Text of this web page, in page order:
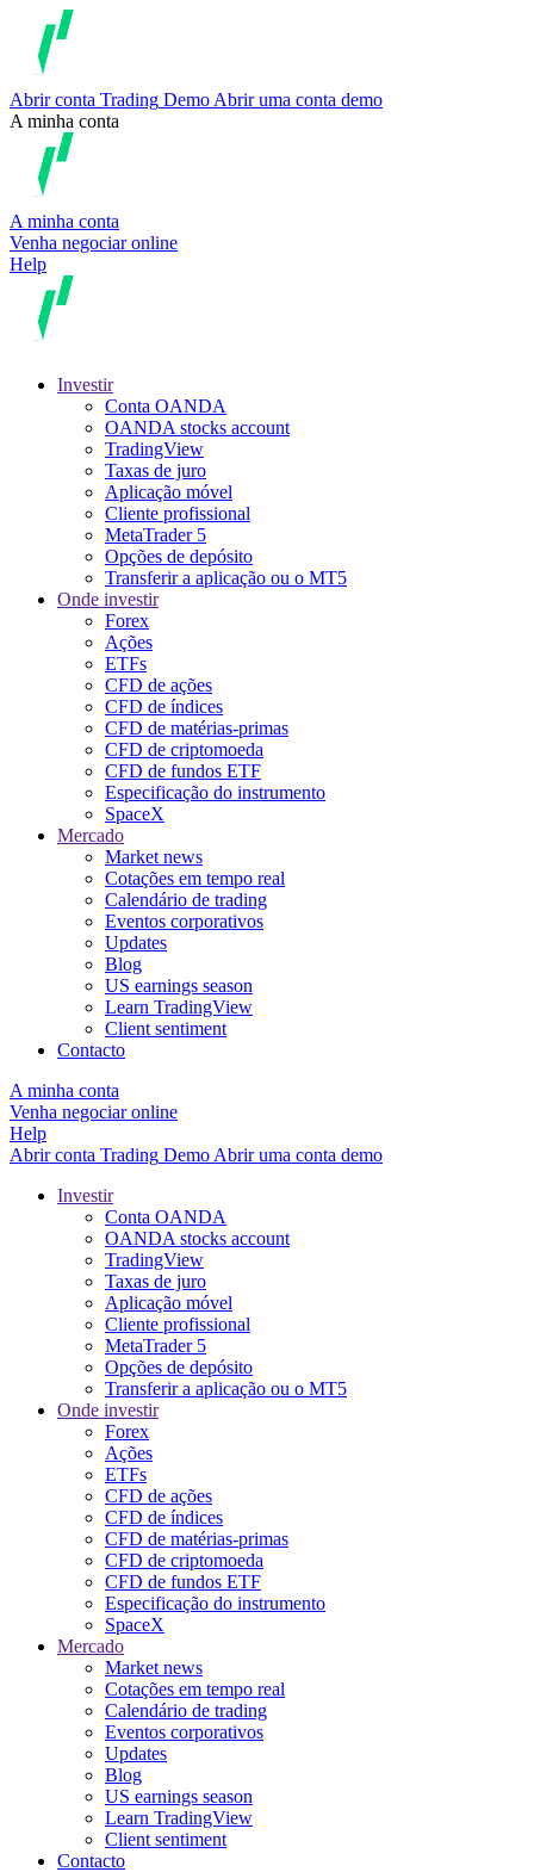
Abrir conta Trading Demo Abrir uma conta demo
A minha conta
A minha conta
Venha negociar online
Help
Investir
Conta OANDA
OANDA stocks account
TradingView
Taxas de juro
Aplicação móvel
Cliente profissional
MetaTrader 5
Opções de depósito
Transferir a aplicação ou o MT5
Onde investir
Forex
Ações
ETFs
CFD de ações
CFD de índices
CFD de matérias-primas
CFD de criptomoeda
CFD de fundos ETF
Especificação do instrumento
SpaceX
Mercado
Market news
Cotações em tempo real
Calendário de trading
Eventos corporativos
Updates
Blog
US earnings season
Learn TradingView
Client sentiment
Contacto
A minha conta
Venha negociar online
Help
Abrir conta Trading Demo Abrir uma conta demo
Investir
Conta OANDA
OANDA stocks account
TradingView
Taxas de juro
Aplicação móvel
Cliente profissional
MetaTrader 5
Opções de depósito
Transferir a aplicação ou o MT5
Onde investir
Forex
Ações
ETFs
CFD de ações
CFD de índices
CFD de matérias-primas
CFD de criptomoeda
CFD de fundos ETF
Especificação do instrumento
SpaceX
Mercado
Market news
Cotações em tempo real
Calendário de trading
Eventos corporativos
Updates
Blog
US earnings season
Learn TradingView
Client sentiment
Contacto